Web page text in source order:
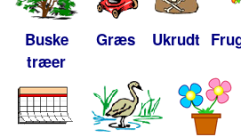
Buske
træer
Græs Ukrudt